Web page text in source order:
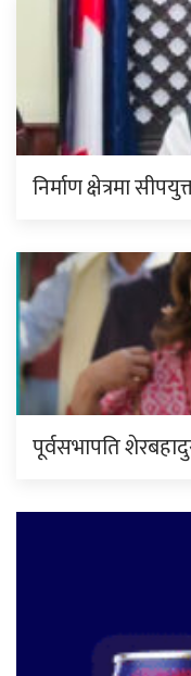
निर्माण क्षेत्रमा
पूर्वसभापति